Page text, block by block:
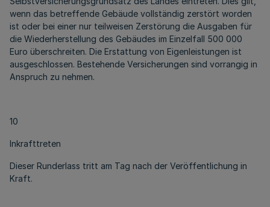
wenn das betreffende Gebäude vollständig zerstört worden
ist oder bei einer nur teilweisen Zerstörung die Ausgaben für
die Wiederherstellung des Gebäudes im Einzelfall 500 000
Euro überschreiten. Die Erstattung von Eigenleistungen ist
ausgeschlossen. Bestehende Versicherungen sind vorrangig in
Anspruch zu nehmen.
10
Inkrafttreten
Dieser Runderlass tritt am Tag nach der Veröffentlichung in
Kraft.